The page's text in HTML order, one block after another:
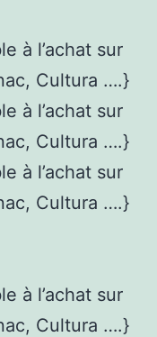
à l’achat sur
Cultura ….}
à l’achat sur
Cultura ….}
à l’achat sur
Cultura ….}
à l’achat sur
Cultura ….}